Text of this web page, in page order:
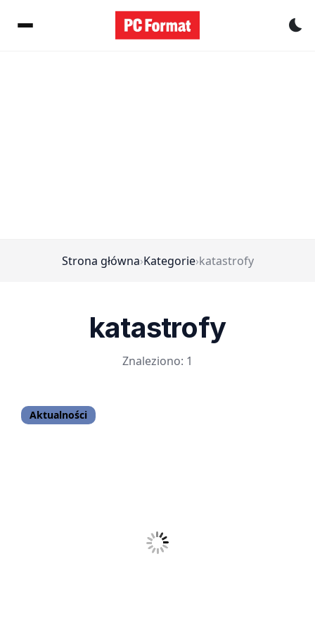
Strona główna›Kategorie›katastrofy
katastrofy
Znaleziono: 1
Aktualności